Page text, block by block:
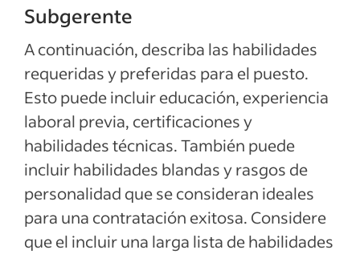
Subgerente
A continuación, describa las habilidades
requeridas y preferidas para el puesto.
Esto puede incluir educación, experiencia
laboral previa, certificaciones y
habilidades técnicas. También puede
incluir habilidades blandas y rasgos de
personalidad que se consideran ideales
para una contratación exitosa. Considere
que el incluir una larga lista de habilidades